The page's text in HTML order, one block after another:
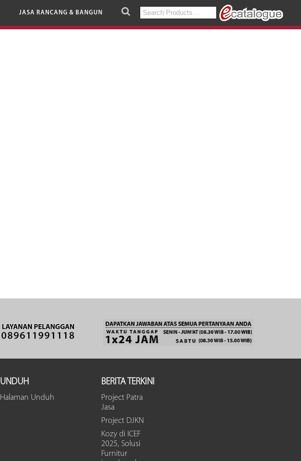
JASA RANCANG & BANGUN
Search
UNDUH
Halaman Unduh
BERITA TERKINI
Project Patra
Jasa
Project DJKN
Kozy di ICEF
2025, Solusi
Furnitur